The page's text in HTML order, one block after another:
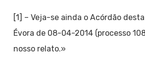
[1] – Veja-se ainda o Acórdão
Évora de 08-04-2014 (processo
nosso relato.»